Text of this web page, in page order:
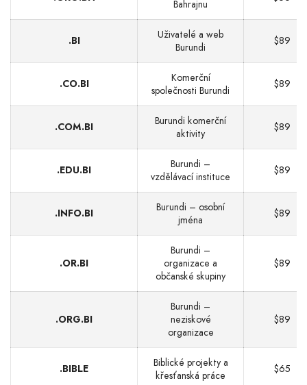
Bahrajnu
.BI
Uživatelé a web
Burundi
$89
.CO.BI
Komerční
společnosti Burundi
$89
.COM.BI
Burundi komerční
aktivity
$89
.EDU.BI
Burundi –
vzdělávací instituce
$89
.INFO.BI
Burundi – osobní
jména
$89
.OR.BI
Burundi –
organizace a
občanské skupiny
$89
.ORG.BI
Burundi –
neziskové
organizace
$89
.BIBLE
Biblické projekty a
křesťanská práce
$65